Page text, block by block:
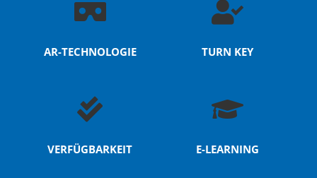
AR-TECHNOLOGIE TURN KEY
VERFÜGBARKEIT E-LEARNING